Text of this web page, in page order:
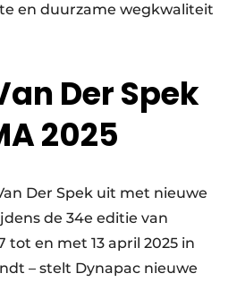
en duurzame wegkwaliteit
Der Spek
2025
Der Spek uit met nieuwe
de 34e editie van
tot en met 13 april 2025 in
– stelt Dynapac nieuwe